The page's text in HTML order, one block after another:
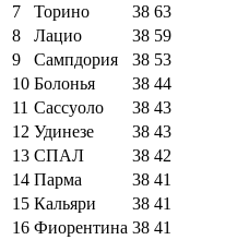
7
Торино 38 63
8
Лацио 38 59
9
Сампдория 38 53
10 Болонья 38 44
11 Сассуоло 38 43
12 Удинезе 38 43
13 СПАЛ 38 42
14 Парма 38 41
15 Кальяри 38 41
16 Фиорентина 38 41